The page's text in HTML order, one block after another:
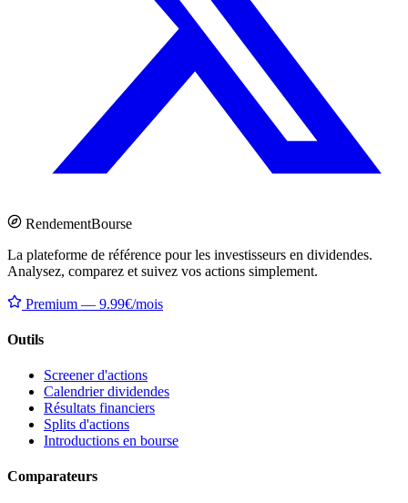
RendementBourse
La plateforme de référence pour les investisseurs en dividendes.
Analysez, comparez et suivez vos actions simplement.
Premium — 9.99€/mois
Outils
Screener d'actions
Calendrier dividendes
Résultats financiers
Splits d'actions
Introductions en bourse
Comparateurs